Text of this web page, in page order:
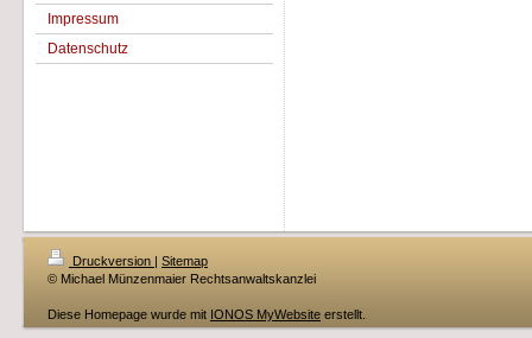
Impressum
Datenschutz
Druckversion | Sitemap
© Michael Münzenmaier Rechtsanwaltskanzlei
Diese Homepage wurde mit IONOS MyWebsite erstellt.